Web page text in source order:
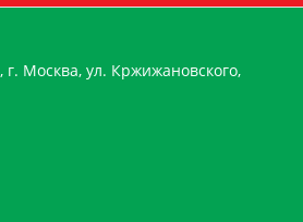
г. Москва, ул. Кржижановского,